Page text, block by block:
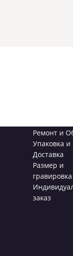
Ремонт и
Упаковка и
Доставка
Размер и
гравировка
заказ